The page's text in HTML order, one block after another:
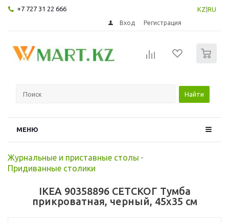
+7 727 31 22 666 KZ RU
Вход Регистрация
Найти
МЕНЮ
Журнальные и приставные столы -
Придиванные столики
IKEA 90358896 СЕТСКОГ Тумба
прикроватная, черный, 45x35 см